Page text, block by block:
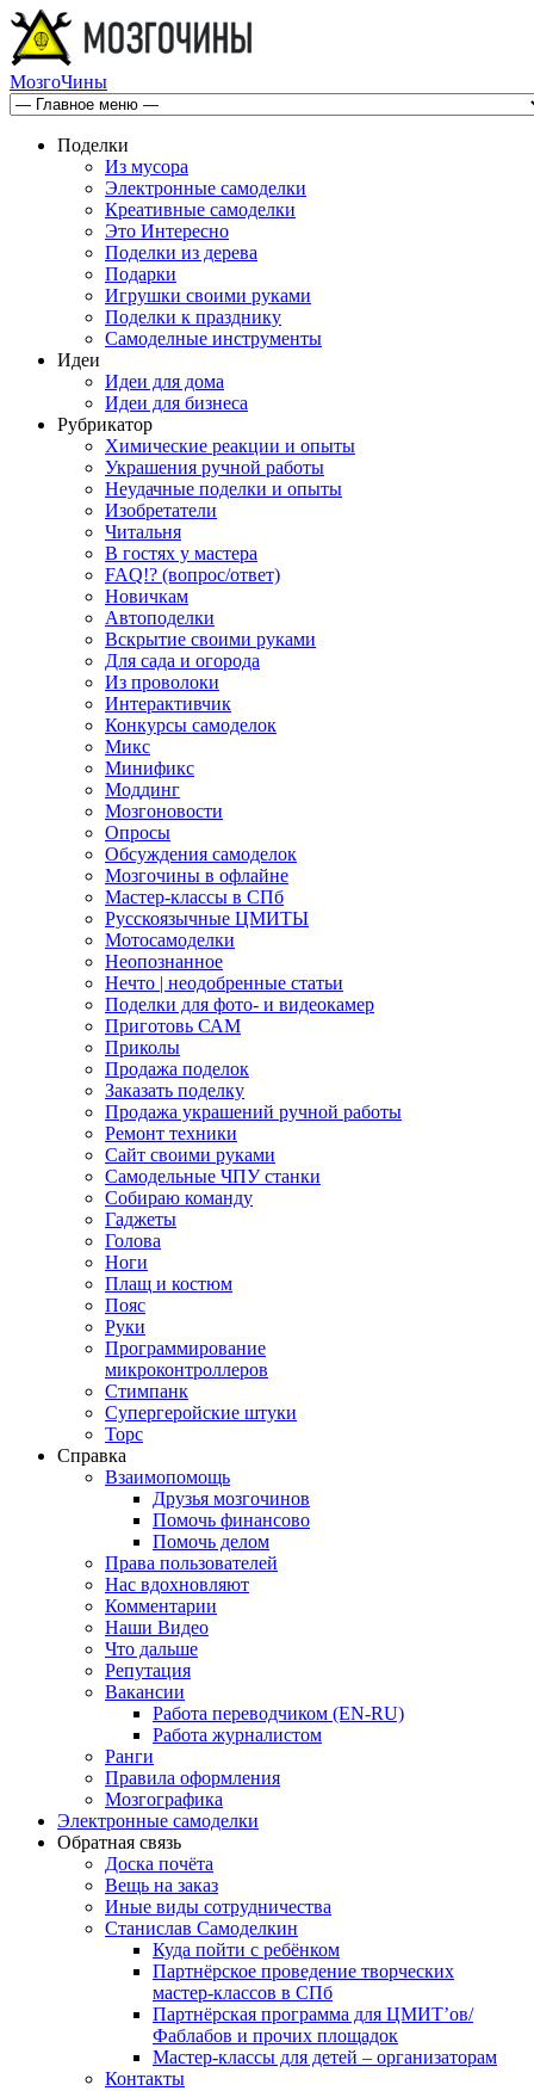
МозгоЧины
Поделки
Из мусора
Электронные самоделки
Креативные самоделки
Это Интересно
Поделки из дерева
Подарки
Игрушки своими руками
Поделки к празднику
Самоделные инструменты
Идеи
Идеи для дома
Идеи для бизнеса
Рубрикатор
Химические реакции и опыты
Украшения ручной работы
Неудачные поделки и опыты
Изобретатели
Читальня
В гостях у мастера
FAQ!? (вопрос/ответ)
Новичкам
Автоподелки
Вскрытие своими руками
Для сада и огорода
Из проволоки
Интерактивчик
Конкурсы самоделок
Микс
Минификс
Моддинг
Мозгоновости
Опросы
Обсуждения самоделок
Мозгочины в офлайне
Мастер-классы в СПб
Русскоязычные ЦМИТЫ
Мотосамоделки
Неопознанное
Нечто | неодобренные статьи
Поделки для фото- и видеокамер
Приготовь САМ
Приколы
Продажа поделок
Заказать поделку
Продажа украшений ручной работы
Ремонт техники
Сайт своими руками
Самодельные ЧПУ станки
Собираю команду
Гаджеты
Голова
Ноги
Плащ и костюм
Пояс
Руки
Программирование
микроконтроллеров
Стимпанк
Супергеройские штуки
Торс
Справка
Взаимопомощь
Друзья мозгочинов
Помочь финансово
Помочь делом
Права пользователей
Нас вдохновляют
Комментарии
Наши Видео
Что дальше
Репутация
Вакансии
Работа переводчиком (EN-RU)
Работа журналистом
Ранги
Правила оформления
Мозгографика
Электронные самоделки
Обратная связь
Доска почёта
Вещь на заказ
Иные виды сотрудничества
Станислав Самоделкин
Куда пойти с ребёнком
Партнёрское проведение творческих
мастер-классов в СПб
Партнёрская программа для ЦМИТ’ов/
Фаблабов и прочих площадок
Мастер-классы для детей – организаторам
Контакты